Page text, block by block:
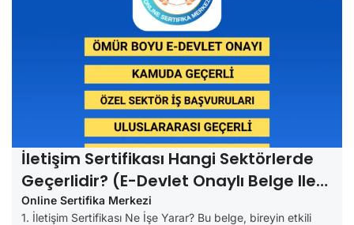
İletişim Sertifikası Hangi Sektörlerde
Geçerlidir? (e-Devlet Onaylı Belge Ile
İş Fırsatları)
Online Sertifika Merkezi
1. İletişim Sertifikası Ne İşe Yarar? Bu belge, bireyin etkili